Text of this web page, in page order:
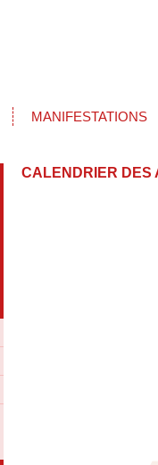
MANIFESTATIONS
CALENDRIER DES